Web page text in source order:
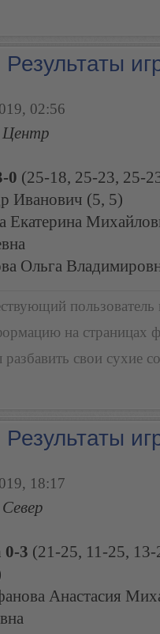
02:56
Центр
0 (25-18, 25-23, 25-
Иванович (5, 5)
Екатерина
Ольга
пользователь
на страницах
свои сухие
18:17
0-3 (21-25, 11-25,
Анастасия